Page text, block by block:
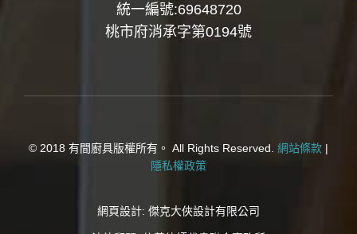
統一編號:69648720
桃市府消承字第0194號
© 2018 有間廚具版權所有。 All Rights Reserved. 網站條款 |
隱私權政策
網頁設計: 傑克大俠設計有限公司